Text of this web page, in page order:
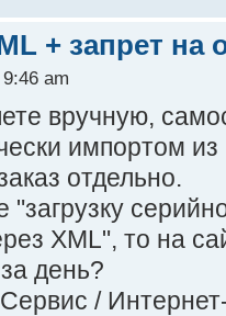
+ запрет на
am
вручную,
импортом из
отдельно.
XML", то на
день?
/